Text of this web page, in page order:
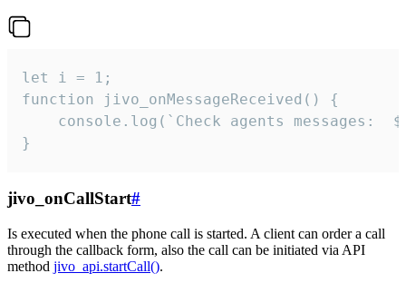
let i = 1;
function jivo_onMessageReceived() {
}
jivo_onCallStart#
Is executed when the phone call is started. A client can order a call
through the callback form, also the call can be initiated via API
method jivo_api.startCall().